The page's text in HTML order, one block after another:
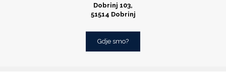
Dobrinj 103,
51514 Dobrinj
Gdje smo?